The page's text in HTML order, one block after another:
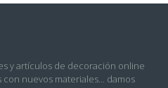
y artículos de decoración online
nuevos materiales... damos